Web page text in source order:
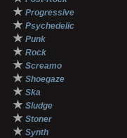
★ Progressive
★ Psychedelic
★ Punk
★ Rock
★ Screamo
★ Shoegaze
★ Ska
★ Sludge
★ Stoner
★ Synth